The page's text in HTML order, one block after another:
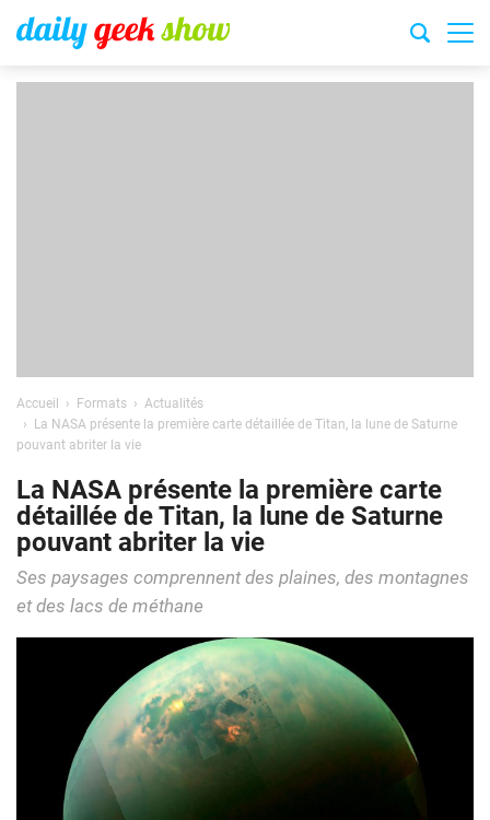
Accueil Formats
Actualités
La NASA présente la première carte détaillée de Titan, la lune de Saturne
pouvant abriter la vie
La NASA présente la première carte
détaillée de Titan, la lune de Saturne
pouvant abriter la vie
Ses paysages comprennent des plaines, des montagnes
et des lacs de méthane